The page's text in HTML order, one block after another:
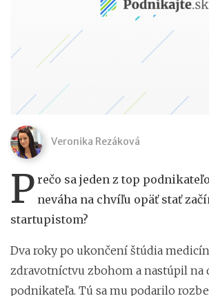
Veronika Rezáková
P rečo sa jeden z top
neváha na chvíľu opäť stať
startupistom?
Dva roky po ukončení štúdia
zdravotníctvu zbohom a nastúpil na
podnikateľa. Tú sa mu podarilo